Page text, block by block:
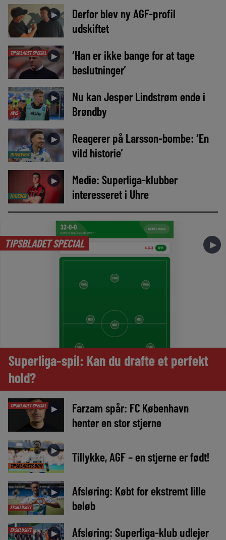
►
Derfor blev ny AGF-profil
udskiftet
TIPSBLADET SPECIAL ►
‘Han er ikke bange for at tage
beslutninger’
AVIS
►
Nu kan Jesper Lindstrøm ende i
Brøndby
INTERVIEW
►
Reagerer på Larsson-bombe: ‘En
vild historie’
NYHEDER
►
Medie: Superliga-klubber
interesseret i Uhre
TIPSBLADET SPECIAL ►
Superliga-spil: Kan du drafte et perfekt
hold?
TIPSBLADET SPECIAL ►
Farzam spår: FC København
henter en stor stjerne
TIPSBLADETS DOM
► Tillykke, AGF – en stjerne er født!
EKSKLUSIVT
►
Afsløring: Købt for ekstremt lille
beløb
EKSKLUSIVT ►
Afsløring: Superliga-klub udlejer